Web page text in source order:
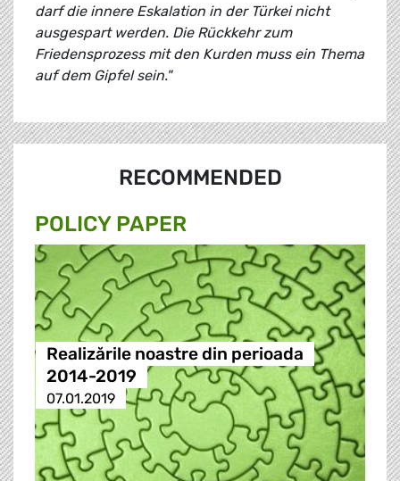
darf die innere Eskalation in der Türkei nicht
ausgespart werden. Die Rückkehr zum
Friedensprozess mit den Kurden muss ein Thema
auf dem Gipfel sein."
RECOMMENDED
POLICY PAPER
Realizările noastre din perioada
2014-2019
07.01.2019